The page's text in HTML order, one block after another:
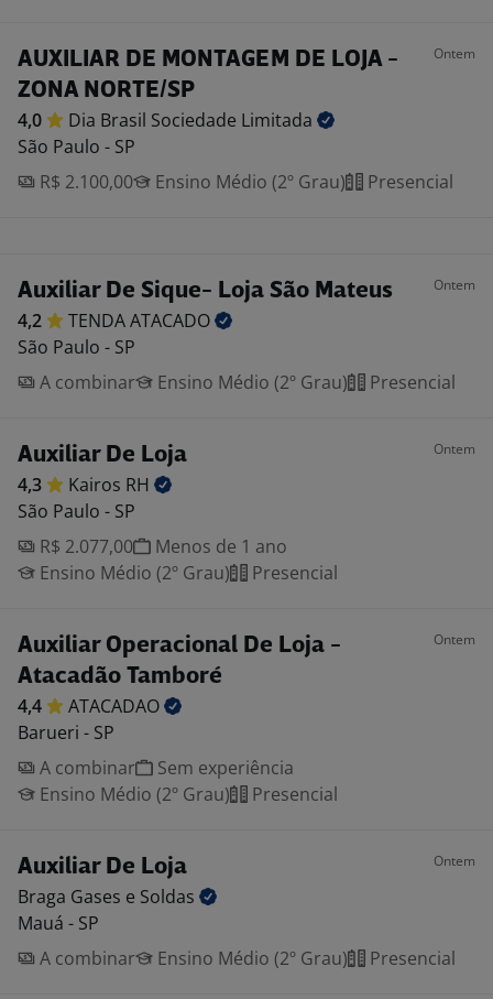
AUXILIAR DE MONTAGEM DE LOJA -
ZONA NORTE/SP
Ontem
4,0 Dia Brasil Sociedade Limitada
São Paulo - SP
R$ 2.100,00
Ensino Médio (2º Grau) Presencial
Auxiliar De Sique- Loja São Mateus Ontem
4,2 TENDAATACADO
São Paulo - SP
A combinar
Ensino Médio (2º Grau) Presencial
Auxiliar De Loja Ontem
4,3 Kairos RH
São Paulo - SP
R$ 2.077,00
Menos de 1 ano
Ensino Médio (2º Grau)
Presencial
Auxiliar Operacional De Loja -
Atacadão Tamboré
Ontem
4,4
ATACADAO
Barueri - SP
A combinar
Sem experiência
Ensino Médio (2º Grau)
Presencial
Auxiliar De Loja Ontem
Braga Gases e Soldas
Mauá - SP
A combinar
Ensino Médio (2º Grau) Presencial